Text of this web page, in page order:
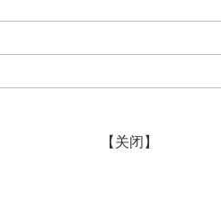
【 关闭 】